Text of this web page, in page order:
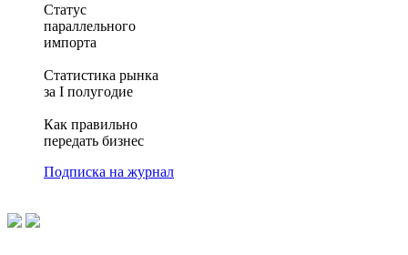
Статус
параллельного
импорта
Статистика рынка
за I полугодие
Как правильно
передать бизнес
Подписка на журнал